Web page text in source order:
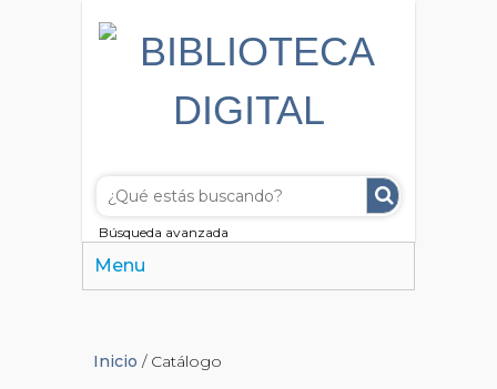
Búsqueda avanzada
Menu
Inicio / Catálogo